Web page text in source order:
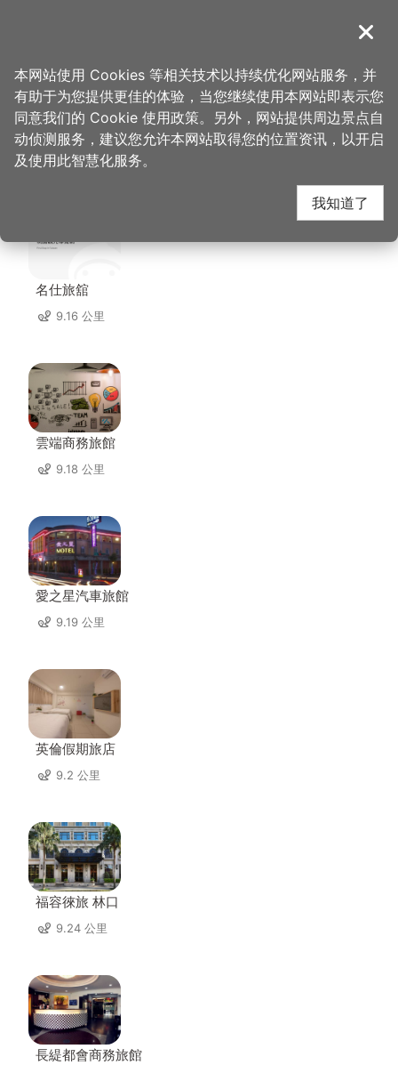
導覽
首页 > 想去的地方 > 美食、购物 > 香草蛋糕舖
香草蛋糕舖 周边住宿
名仕旅舘
9.16 公里
雲端商務旅館
9.18 公里
愛之星汽車旅館
9.19 公里
英倫假期旅店
9.2 公里
福容徠旅 林口
9.24 公里
長緹都會商務旅館
关闭
本网站使用 Cookies 等相关技术以持续优化网站服务，并
有助于为您提供更佳的体验，当您继续使用本网站即表示您
同意我们的 Cookie 使用政策。另外，网站提供周边景点自
动侦测服务，建议您允许本网站取得您的位置资讯，以开启
及使用此智慧化服务。
我知道了